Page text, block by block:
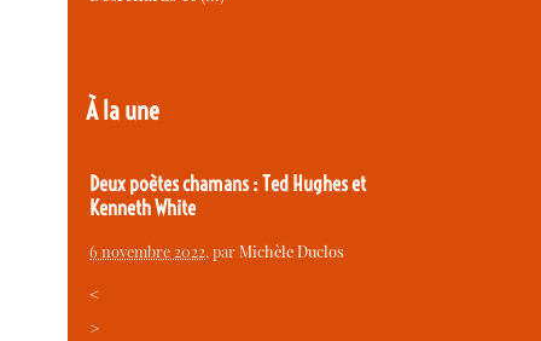
À la une
Deux poètes chamans : Ted Hughes et
Kenneth White
6 novembre 2022, parMichèle Duclos
<
>